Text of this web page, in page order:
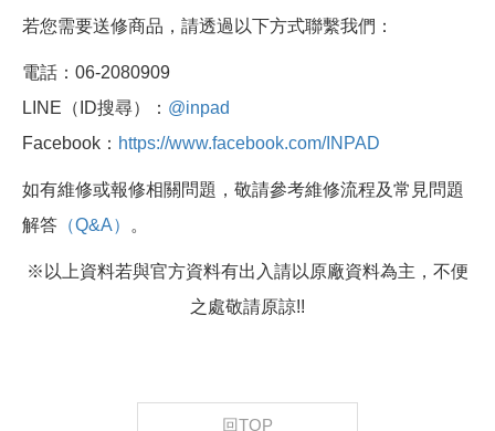
若您需要送修商品，請透過以下方式聯繫我們：
電話：06-2080909
LINE（ID搜尋）： @inpad
Facebook： https://www.facebook.com/INPAD
如有維修或報修相關問題，敬請參考維修流程及常見問題
解答 （Q&A） 。
※以上資料若與官方資料有出入請以原廠資料為主，不便
之處敬請原諒!!
回TOP